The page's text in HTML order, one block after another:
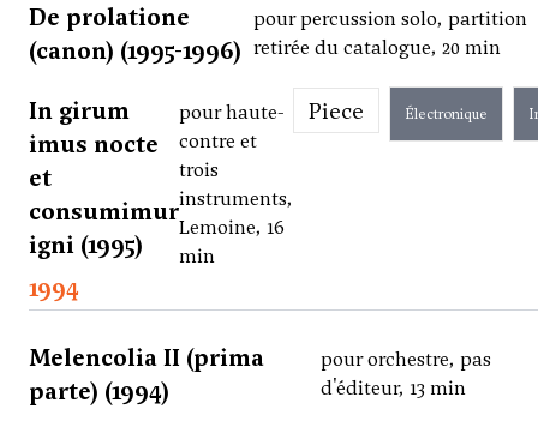
De prolatione
(canon) (1995-1996)
pour percussion solo, partition
retirée du catalogue, 20 min
In girum
imus nocte
et
consumimur
igni (1995)
pour haute-
contre et
trois
instruments,
Lemoine, 16
min
Piece Électronique
1994
Melencolia II (prima
parte) (1994)
pour orchestre, pas
d'éditeur, 13 min